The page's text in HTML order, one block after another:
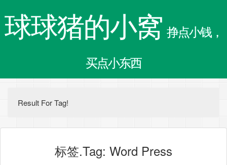
球球猪的小窝 挣点小钱，
买点小东西
Result For Tag!
标签.Tag: Word Press